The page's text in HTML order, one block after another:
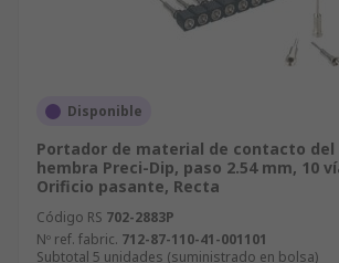
Disponible
Portador de material de contacto
hembra Preci-Dip, paso 2.54 mm, 10
Orificio pasante, Recta
Código RS 702-2883P
Nº ref. fabric. 712-87-110-41-001101
Subtotal 5 unidades (suministrado en bolsa)